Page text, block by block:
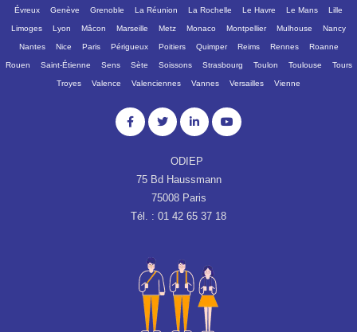
Évreux Genève Grenoble La Réunion La Rochelle Le Havre Le Mans Lille
Limoges Lyon Mâcon Marseille Metz Monaco Montpellier Mulhouse Nancy
Nantes Nice Paris Périgueux Poitiers Quimper Reims Rennes Roanne
Rouen Saint-Étienne Sens Sète Soissons Strasbourg Toulon Toulouse Tours
Troyes Valence Valenciennes Vannes Versailles Vienne
ODIEP
75 Bd Haussmann
75008 Paris
Tél. : 01 42 65 37 18